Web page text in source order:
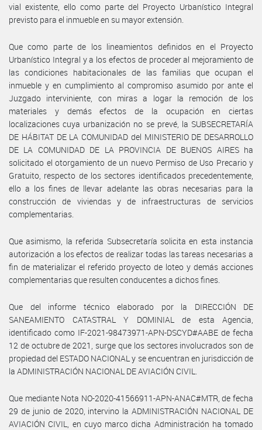
vial existente, ello como parte del Proyecto Urbanístico Integral
previsto para el inmueble en su mayor extensión.
Que como parte de los lineamientos definidos en el Proyecto
Urbanístico Integral y a los efectos de proceder al mejoramiento de
las condiciones habitacionales de las familias que ocupan el
inmueble y en cumplimiento al compromiso asumido por ante el
Juzgado interviniente, con miras a logar la remoción de los
materiales y demás efectos de la ocupación en ciertas
localizaciones cuya urbanización no se prevé, la SUBSECRETARÍA
DE HÁBITAT DE LA COMUNIDAD del MINISTERIO DE DESARROLLO
DE LA COMUNIDAD DE LA PROVINCIA DE BUENOS AIRES ha
solicitado el otorgamiento de un nuevo Permiso de Uso Precario y
Gratuito, respecto de los sectores identificados precedentemente,
ello a los fines de llevar adelante las obras necesarias para la
construcción de viviendas y de infraestructuras de servicios
complementarias.
Que asimismo, la referida Subsecretaría solicita en esta instancia
autorización a los efectos de realizar todas las tareas necesarias a
fin de materializar el referido proyecto de loteo y demás acciones
complementarias que resulten conducentes a dichos fines.
Que del informe técnico elaborado por la DIRECCIÓN DE
SANEAMIENTO CATASTRAL Y DOMINIAL de esta Agencia,
identificado como IF-2021-98473971-APN-DSCYD#AABE de fecha
12 de octubre de 2021, surge que los sectores involucrados son de
propiedad del ESTADO NACIONAL y se encuentran en jurisdicción de
la ADMINISTRACIÓN NACIONAL DE AVIACIÓN CIVIL.
Que mediante Nota NO-2020-41566911-APN-ANAC#MTR, de fecha
29 de junio de 2020, intervino la ADMINISTRACIÓN NACIONAL DE
AVIACIÓN CIVIL, en cuyo marco dicha Administración ha tomado